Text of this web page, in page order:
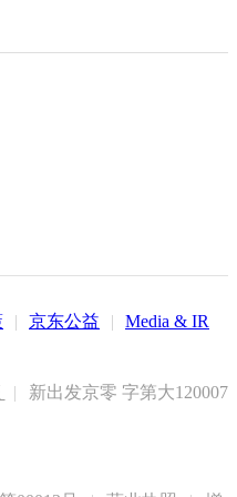
| 京东公益 | Media & IR
|
新出发京零 字第大120007